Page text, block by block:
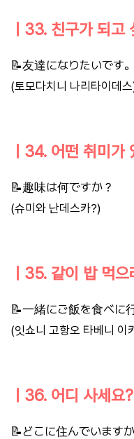
ㅣ33. 친구가 되고
📝友達になりたいです。
(토모다치니 나리타이데
ㅣ34. 어떤 취미가
📝趣味は何ですか？
(슈미와 난데스카?)
ㅣ35. 같이 밥 먹
📝一緒にご飯を食べに
(잇쇼니 고항오 타베니 이
ㅣ36. 어디 사세요?
📝どこに住んでいます